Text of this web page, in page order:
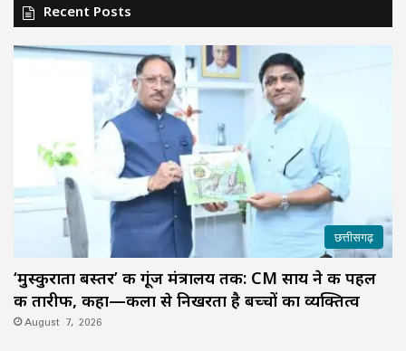
Recent Posts
छत्तीसगढ़
‘मुस्कुराता बस्तर’ की गूंज मंत्रालय तक: CM साय ने की पहल
की तारीफ, कहा—कला से निखरता है बच्चों का व्यक्तित्व
August 7, 2026